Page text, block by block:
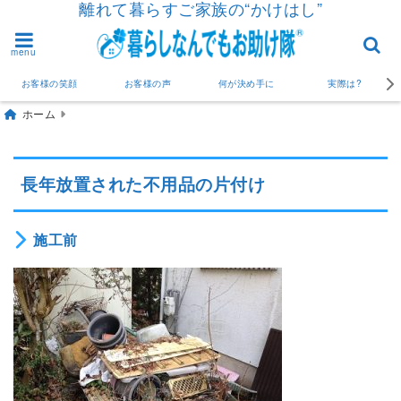
離れて暮らすご家族の“かけはし”
menu
お客様の笑顔 お客様の声 何が決め手に 実際は?
ホーム
長年放置された不用品の片付け
施工前